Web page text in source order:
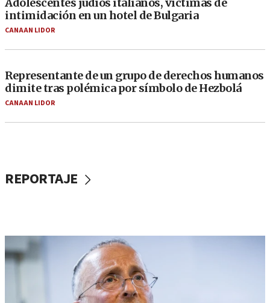
Adolescentes judíos italianos, víctimas de
intimidación en un hotel de Bulgaria
CANAAN LIDOR
Representante de un grupo de derechos humanos
dimite tras polémica por símbolo de Hezbolá
CANAAN LIDOR
REPORTAJE